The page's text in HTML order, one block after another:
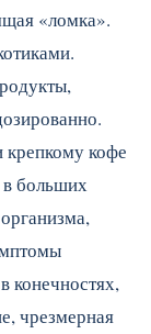
«ломка».
крепкому кофе
больших
конечностях,
чрезмерная